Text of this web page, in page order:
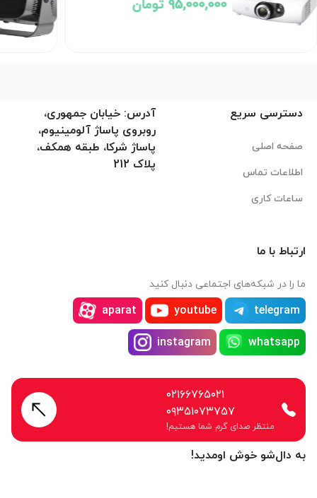
به دال‌شو خوش اومدید!
دسترسی سریع
صفحه اصلی
اطلاعات تماس
ساعات کاری
آدرس: خیابان جمهوری،
روبروی پاساژ آلومینیوم،
پاساژ شرکا، طبقه همکف،
پلاک 212
ارتباط با ما
ما را در شبکه‌های اجتماعی دنبال کنید
telegram
youtube
aparat
whatsapp
instagram
۰۲۱۶۶۷۶۵۰۲۱
۰۹۳۵۱۰۷۳۷۵۷
منتظر صدای گرم شما هستیم!